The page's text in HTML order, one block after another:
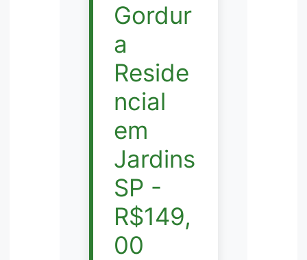
Gordur
a
Reside
ncial
em
Jardins
SP -
R$149,
00